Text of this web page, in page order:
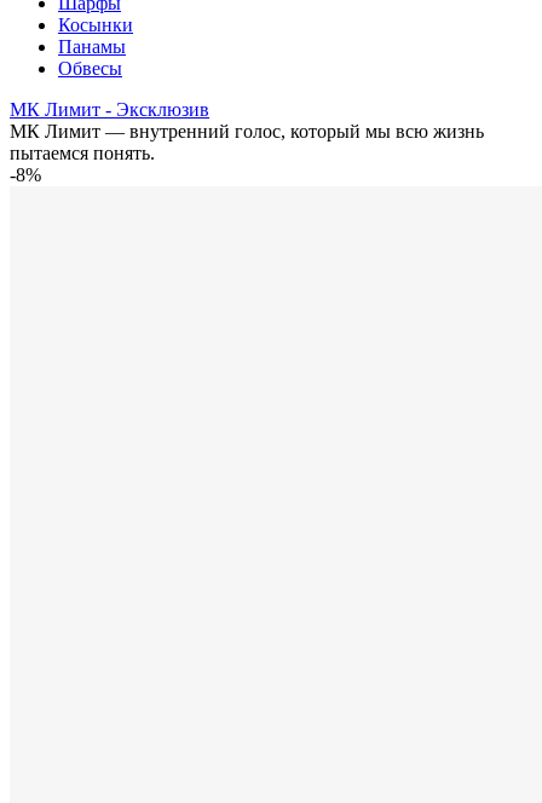
Косынки
Панамы
Обвесы
МК Лимит - Эксклюзив
МК Лимит — внутренний голос, который мы всю жизнь
пытаемся понять.
-8%